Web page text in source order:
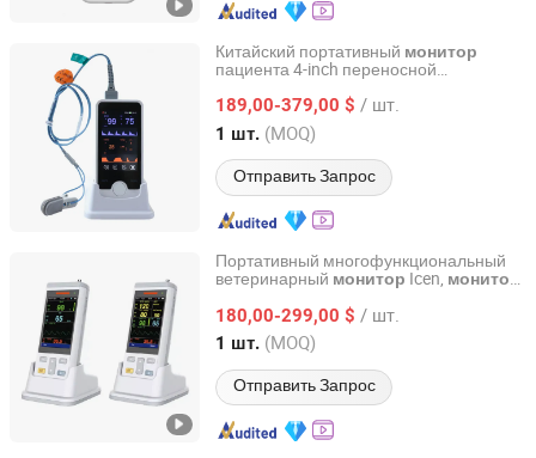
Китайский портативный монитор
пациента 4-inch переносной
189,00-379,00 $ / шт.
1 шт. (MOQ)
Отправить Запрос
ICEN Technology Company Limited
Guangdong, China с 2019
Портативный многофункциональный
ветеринарный монитор Icen, монитор
SpO2 температура, пульс для собак и
кошек
180,00-299,00 $ / шт.
1 шт. (MOQ)
Отправить Запрос
ICEN Medical Equipment Limited
Guangdong, China с 2019